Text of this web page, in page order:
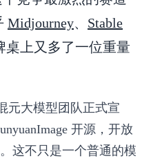
Midjourney、 Stable
桌上又多了一位重量
元大模型团队正式宣
开源，开放
这不只是一个普通的模